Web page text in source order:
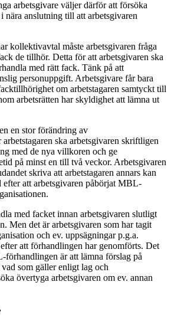
arbetsgivare väljer därför att försöka
nära anslutning till att arbetsgivaren
kollektivavtal måste arbetsgivaren fråga
de tillhör. Detta för att arbetsgivaren ska
med rätt fack. Tänk på att
personuppgift. Arbetsgivare får bara
om arbetstagaren samtyckt till
arbetsrätten har skyldighet att lämna ut
en stor förändring av
ska arbetsgivaren skriftligen
med de nya villkoren och ge
på minst en till två veckor. Arbetsgivaren
skriva att arbetstagaren annars kan
efter att arbetsgivaren påbörjat MBL-
med facket innan arbetsgivaren slutligt
Men det är arbetsgivaren som har tagit
och ev. uppsägningar p.g.a.
att förhandlingen har genomförts. Det
förhandlingen är att lämna förslag på
som gäller enligt lag och
övertyga arbetsgivaren om ev. annan